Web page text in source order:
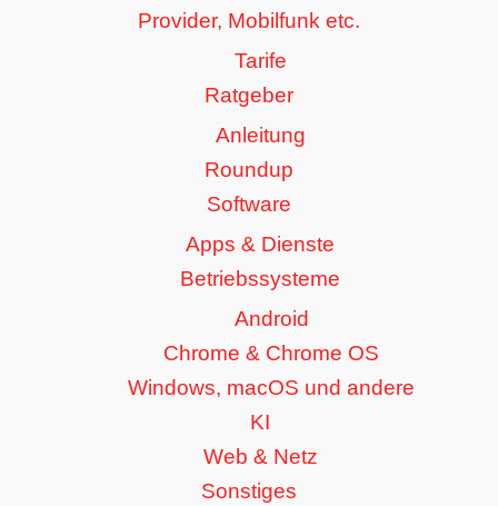
Provider, Mobilfunk etc.
Tarife
Ratgeber
Anleitung
Roundup
Software
Apps & Dienste
Betriebssysteme
Android
Chrome & Chrome OS
Windows, macOS und andere
KI
Web & Netz
Sonstiges